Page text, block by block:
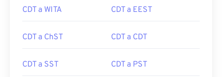
CDT a WITA CDT a EEST
CDT a ChST CDT a CDT
CDT a SST CDT a PST